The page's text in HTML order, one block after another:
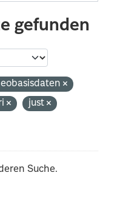
gefunden
just
Suche.